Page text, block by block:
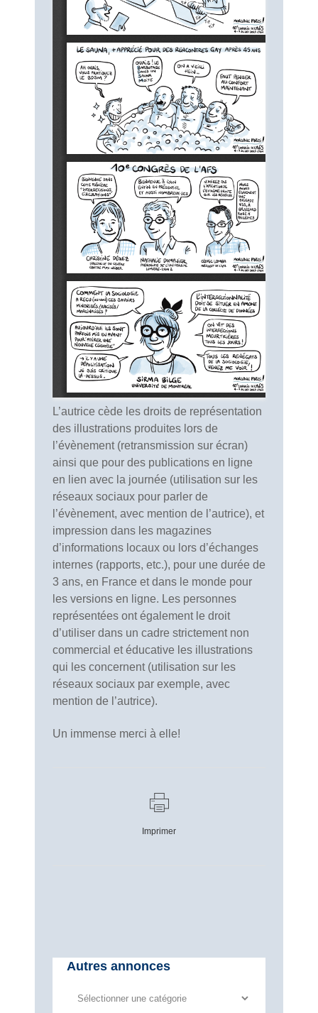
L’autrice cède les droits de représentation
des illustrations produites lors de
l’évènement (retransmission sur écran)
ainsi que pour des publications en ligne
en lien avec la journée (utilisation sur les
réseaux sociaux pour parler de
l’évènement, avec mention de l’autrice), et
impression dans les magazines
d’informations locaux ou lors d’échanges
internes (rapports, etc.), pour une durée de
3 ans, en France et dans le monde pour
les versions en ligne. Les personnes
représentées ont également le droit
d’utiliser dans un cadre strictement non
commercial et éducative les illustrations
qui les concernent (utilisation sur les
réseaux sociaux par exemple, avec
mention de l’autrice).
Un immense merci à elle!
Imprimer
Autres annonces
Autres